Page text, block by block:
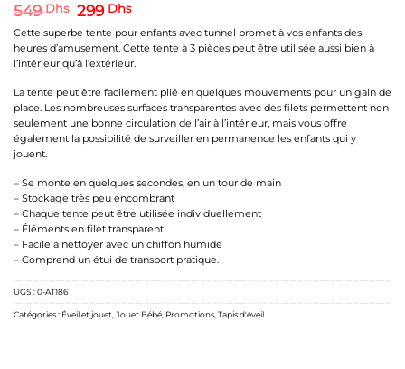
549Dhs Le
initial
était :
549 Dhs.
299 DhsLe
prix
actuel
est :
299 Dhs.
Cette superbe tente pour enfants avec tunnel promet à vos enfants des
heures d’amusement. Cette tente à 3 pièces peut être utilisée aussi bien à
l’intérieur qu’à l’extérieur.
La tente peut être facilement plié en quelques mouvements pour un gain de
place. Les nombreuses surfaces transparentes avec des filets permettent non
seulement une bonne circulation de l’air à l’intérieur, mais vous offre
également la possibilité de surveiller en permanence les enfants qui y
jouent.
– Se monte en quelques secondes, en un tour de main
– Stockage très peu encombrant
– Chaque tente peut être utilisée individuellement
– Éléments en filet transparent
– Facile à nettoyer avec un chiffon humide
– Comprend un étui de transport pratique.
UGS :0-AT186
Catégories : Éveil et jouet Jouet Bébé Promotions Tapis d'éveil